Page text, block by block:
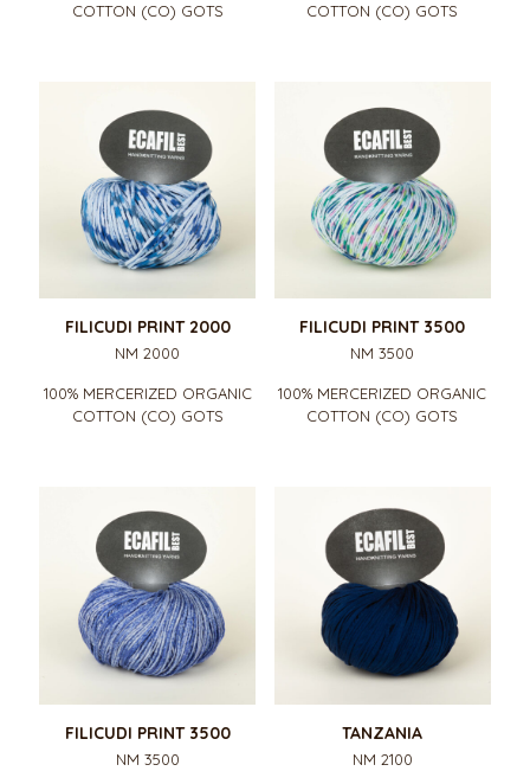
COTTON (CO) GOTS
COTTON (CO) GOTS
FILICUDI PRINT 2000
NM 2000
100% MERCERIZED ORGANIC
COTTON (CO) GOTS
FILICUDI PRINT 3500
NM 3500
100% MERCERIZED ORGANIC
COTTON (CO) GOTS
FILICUDI PRINT 3500
NM 3500
TANZANIA
NM 2100